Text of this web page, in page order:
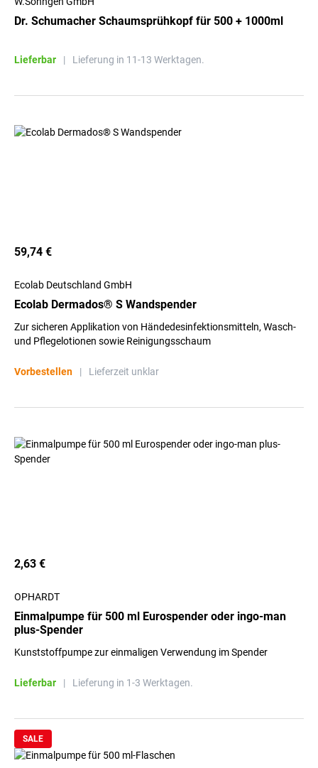
Dr. Schumacher Schaumsprühkopf für 500 + 1000ml
Lieferbar | Lieferung in 11-13 Werktagen.
59,74 €
Ecolab Deutschland GmbH
Ecolab Dermados® S Wandspender
Zur sicheren Applikation von Händedesinfektionsmitteln, Wasch-
und Pflegelotionen sowie Reinigungsschaum
Vorbestellen | Lieferzeit unklar
2,63 €
OPHARDT
Einmalpumpe für 500 ml Eurospender oder ingo-man
plus-Spender
Kunststoffpumpe zur einmaligen Verwendung im Spender
Lieferbar | Lieferung in 1-3 Werktagen.
SALE